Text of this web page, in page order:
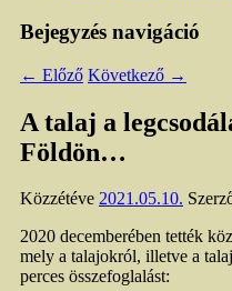
Bejegyzés navigáció
← Előző Következő →
A talaj a
Földön…
Közzétéve 2021.05.10.
2020 decemberében tették
mely a talajokról, illetve a
perces összefoglalást: